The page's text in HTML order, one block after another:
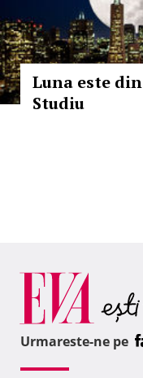
Luna este
Studiu
Urmareste-ne pe